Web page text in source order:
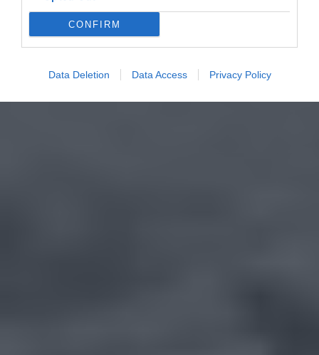
CONFIRM
Data Deletion Data Access Privacy Policy